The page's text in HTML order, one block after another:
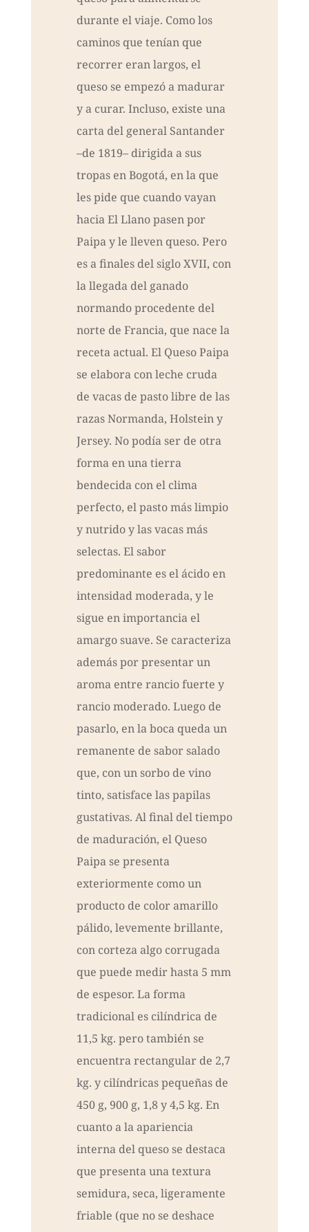
durante el viaje. Como los
caminos que tenían que
recorrer eran largos, el
queso se empezó a madurar
y a curar. Incluso, existe una
carta del general Santander
–de 1819– dirigida a sus
tropas en Bogotá, en la que
les pide que cuando vayan
hacia El Llano pasen por
Paipa y le lleven queso. Pero
es a finales del siglo XVII, con
la llegada del ganado
normando procedente del
norte de Francia, que nace la
receta actual. El Queso Paipa
se elabora con leche cruda
de vacas de pasto libre de las
razas Normanda, Holstein y
Jersey. No podía ser de otra
forma en una tierra
bendecida con el clima
perfecto, el pasto más limpio
y nutrido y las vacas más
selectas. El sabor
predominante es el ácido en
intensidad moderada, y le
sigue en importancia el
amargo suave. Se caracteriza
además por presentar un
aroma entre rancio fuerte y
rancio moderado. Luego de
pasarlo, en la boca queda un
remanente de sabor salado
que, con un sorbo de vino
tinto, satisface las papilas
gustativas. Al final del tiempo
de maduración, el Queso
Paipa se presenta
exteriormente como un
producto de color amarillo
pálido, levemente brillante,
con corteza algo corrugada
que puede medir hasta 5 mm
de espesor. La forma
tradicional es cilíndrica de
11,5 kg. pero también se
encuentra rectangular de 2,7
kg. y cilíndricas pequeñas de
450 g, 900 g, 1,8 y 4,5 kg. En
cuanto a la apariencia
interna del queso se destaca
que presenta una textura
semidura, seca, ligeramente
friable (que no se deshace